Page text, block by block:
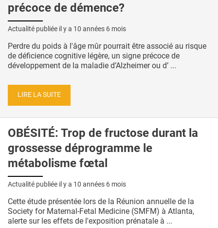
précoce de démence?
Actualité publiée il y a 10 années 6 mois
Perdre du poids à l'âge mûr pourrait être associé au risque
de déficience cognitive légère, un signe précoce de
développement de la maladie d’Alzheimer ou d’ ...
LIRE LA SUITE
OBÉSITÉ: Trop de fructose durant la
grossesse déprogramme le
métabolisme fœtal
Actualité publiée il y a 10 années 6 mois
Cette étude présentée lors de la Réunion annuelle de la
Society for Maternal-Fetal Medicine (SMFM) à Atlanta,
alerte sur les effets de l'exposition prénatale à ...